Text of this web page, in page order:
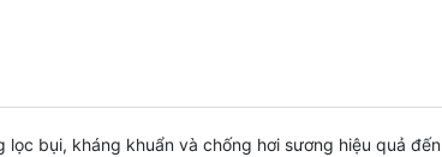
lọc bụi, kháng khuẩn và chống hơi sương hiệu quả đến